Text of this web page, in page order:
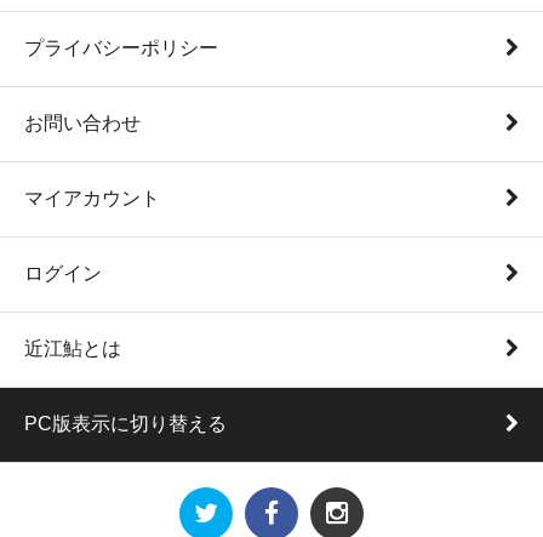
プライバシーポリシー
お問い合わせ
マイアカウント
ログイン
近江鮎とは
PC版表示に切り替える